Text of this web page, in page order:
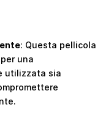
: Questa pellicola
una
utilizzata sia